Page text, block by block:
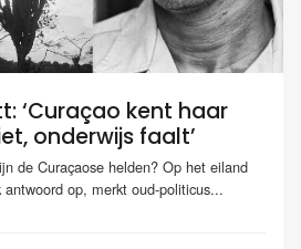
‘Curaçao kent haar
onderwijs faalt’
de Curaçaose helden? Op het eiland
op, merkt oud-politicus...